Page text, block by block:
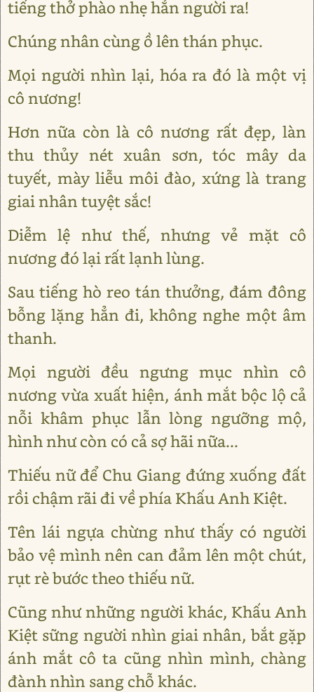
tiếng thở phào nhẹ hẳn người ra!
Chúng nhân cùng ồ lên thán phục.
Mọi người nhìn lại, hóa ra đó là một vị
cô nương!
Hơn nữa còn là cô nương rất đẹp, làn
thu thủy nét xuân sơn, tóc mây da
tuyết, mày liễu môi đào, xứng là trang
giai nhân tuyệt sắc!
Diễm lệ như thế, nhưng vẻ mặt cô
nương đó lại rất lạnh lùng.
Sau tiếng hò reo tán thưởng, đám đông
bỗng lặng hẳn đi, không nghe một âm
thanh.
Mọi người đều ngưng mục nhìn cô
nương vừa xuất hiện, ánh mắt bộc lộ cả
nỗi khâm phục lẫn lòng ngưỡng mộ,
hình như còn có cả sợ hãi nữa...
Thiếu nữ để Chu Giang đứng xuống đất
rồi chậm rãi đi về phía Khấu Anh Kiệt.
Tên lái ngựa chừng như thấy có người
bảo vệ mình nên can đảm lên một chút,
rụt rè bước theo thiếu nữ.
Cũng như những người khác, Khấu Anh
Kiệt sững người nhìn giai nhân, bắt gặp
ánh mắt cô ta cũng nhìn mình, chàng
đành nhìn sang chỗ khác.